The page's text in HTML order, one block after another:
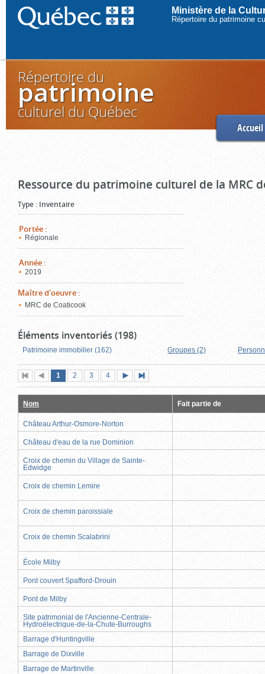
Ministère de la
Répertoire du patrimoine
Répertoire du
patrimoine
culturel du Québec
Accueil
Ressource du patrimoine culturel de la MRC
Type : Inventaire
Portée :
Régionale
Année :
2019
Maître d'oeuvre :
MRC de Coaticook
Éléments inventoriés (198)
Patrimoine immobilier (162) Groupes (2)
Première
page
Page
précédente
Page
1 (page
actuelle)
Page
2 Page
3 Page
4
suivante
page
Nom Fait partie de
Château Arthur-Osmore-Norton
Château d'eau de la rue Dominion
Croix de chemin du Village de Sainte-
Edwidge
Croix de chemin Lemire
Croix de chemin paroissiale
Croix de chemin Scalabrini
École Milby
Pont couvert Spafford-Drouin
Pont de Milby
Site patrimonial de l'Ancienne-Centrale-
Hydroélectrique-de-la-Chute-Burroughs
Barrage d'Huntingville
Barrage de Dixville
Barrage de Martinville